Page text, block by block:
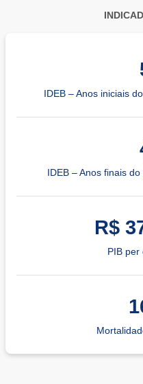
IDEB – Anos iniciais
IDEB – Anos finais
R$
PIB per